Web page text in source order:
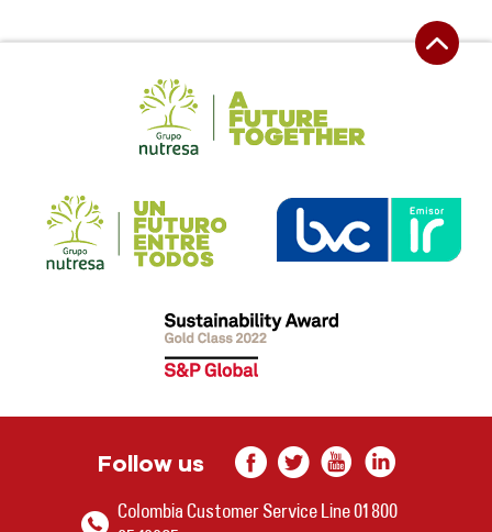
Follow us
Colombia Customer Service Line 01 800